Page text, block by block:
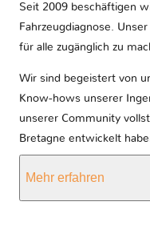
Seit 2009 beschäftigen
Fahrzeugdiagnose.
für alle zugänglich zu
Wir sind begeistert von
Know-hows unserer
unserer Community
Bretagne entwickelt
Mehr erfahren